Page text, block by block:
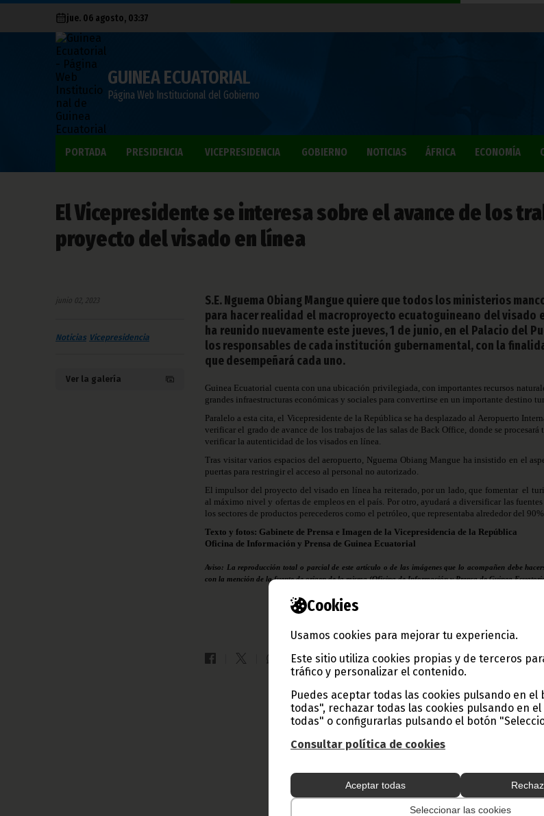
Cookies
Usamos cookies para mejorar tu experiencia.
Este sitio utiliza cookies propias y de terceros
tráfico y personalizar el contenido.
Puedes aceptar todas las cookies pulsando en el
todas", rechazar todas las cookies pulsando en
todas" o configurarlas pulsando el botón
Consultar política de cookies
Aceptar todas
Seleccionar las cookies
jue. 06 agosto, 03:37
GUINEA ECUATORIAL
Página Web Institucional del Gobierno
PORTADA PRESIDENCIA VICEPRESIDENCIA GOBIERNO NOTICIAS ÁFRICA ECONOMÍA
El Vicepresidente se interesa sobre el avance de los
proyecto del visado en línea
junio 02, 2023
Noticias Vicepresidencia
Ver la galería
S.E. Nguema Obiang Mangue quiere que todos los ministerios
para hacer realidad el macroproyecto ecuatoguineano del visado
ha reunido nuevamente este jueves, 1 de junio, en el Palacio del
los responsables de cada institución gubernamental, con la
que desempeñará cada uno.
Guinea Ecuatorial cuenta con una ubicación privilegiada, con importantes recursos
grandes infraestructuras económicas y sociales para convertirse en un importante destino
Paralelo a esta cita, el Vicepresidente de la República se ha desplazado al Aeropuerto
verificar el grado de avance de los trabajos de las salas de Back Office, donde se
verificar la autenticidad de los visados en línea.
Tras visitar varios espacios del aeropuerto, Nguema Obiang Mangue ha insistido en el
puertas para restringir el acceso al personal no autorizado.
El impulsor del proyecto del visado en línea ha reiterado, por un lado, que fomentar el
al máximo nivel y ofertas de empleos en el país. Por otro, ayudará a diversificar las
los sectores de productos perecederos como el petróleo, que representaba alrededor del
Texto y fotos: Gabinete de Prensa e Imagen de la Vicepresidencia de la República
Oficina de Información y Prensa de Guinea Ecuatorial
Aviso: La reproducción total o parcial de este artículo o de las imágenes que lo acompañen debe
con la mención de la fuente de origen de la misma (Oficina de Información y Prensa de Guinea